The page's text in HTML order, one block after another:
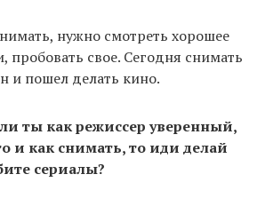
нужно смотреть хорошее
пробовать свое. Сегодня снимать
и пошел делать кино.
ты как режиссер уверенный,
и как снимать, то иди делай
сериалы?